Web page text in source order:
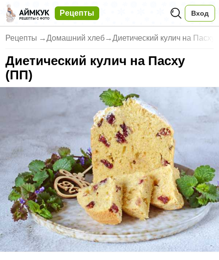
Рецепты Вход
Рецепты →Домашний хлеб→Диетический кулич на
Диетический кулич на Пасху
(ПП)